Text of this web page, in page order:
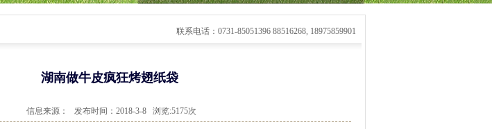
联系电话：0731-85051396 88516268, 18975859901
湖南做牛皮疯狂烤翅纸袋
信息来源： 发布时间：2018-3-8 浏览:5175次